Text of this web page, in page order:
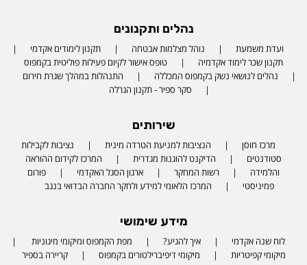
נהלים ותקנונים
ועדת משמעת נוהל מצלמות אבטחה
תקנון לימודים אקדמי
תקנון שכר לימוד אקדמיה
טופס אישור לקיום פעילות פוליטית בקמפוס
נהלים לנושאי נשק בקמפוס המכללה
התנהלות במהלך שגרת חירום
סקר ספיר - תקנון הגרלה
שירותים
מרכז חוסן הנציבות למניעת הטרדה מינית
נציבות לקבילות
סטודנטים
הדיקנט להוגנות מגדרית
המרכז לקידום ההוראה
והלמידה
רשות המחקר ארגון הסגל האקדמי
פורום
פמיניסטי
המרכז הלאומי למידע ולחקר החברה הבדואי בנגב
מידע שימושי
לוח שנה אקדמי איך להגיע?
מפת הקמפוס ומיקומי מיגוניות
מיקומי קפיטריות
מיקומי דיפיברילטורים בקמפוס
קריירה בספיר